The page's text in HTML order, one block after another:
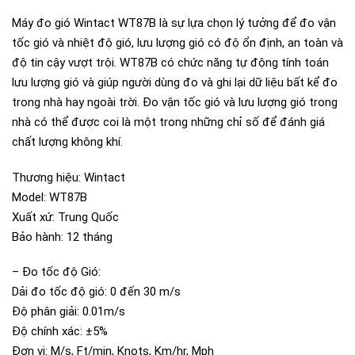
Máy đo gió Wintact WT87B là sự lựa chọn lý tưởng để đo vận
tốc gió và nhiệt độ gió, lưu lượng gió có độ ổn định, an toàn và
độ tin cậy vượt trội. WT87B có chức năng tự động tính toán
lưu lượng gió và giúp người dùng đo và ghi lại dữ liệu bất kể đo
trong nhà hay ngoài trời. Đo vận tốc gió và lưu lượng gió trong
nhà có thể được coi là một trong những chỉ số để đánh giá
chất lượng không khí.
Thương hiệu: Wintact
Model: WT87B
Xuất xứ: Trung Quốc
Bảo hành: 12 tháng
– Đo tốc độ Gió:
Dải đo tốc độ gió: 0 đến 30 m/s
Độ phân giải: 0.01m/s
Độ chính xác: ±5%
Đơn vị: M/s, Ft/min, Knots, Km/hr, Mph